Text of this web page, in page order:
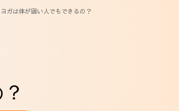
は体が固い人でもできるの？